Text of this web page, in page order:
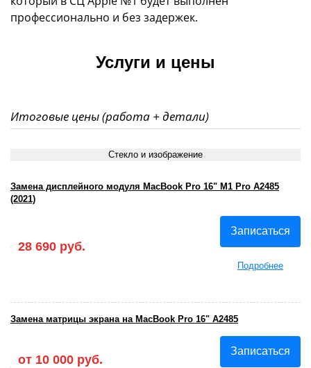
профессионально и без задержек.
Услуги и цены
Итоговые цены (работа + детали)
Стекло и изображение
28 690 руб.
Записаться
Подробнее
Замена дисплейного модуля MacBook Pro 16" M1 Pro А2485
(2021)
от 10 000 руб.
Записаться
Замена матрицы экрана на MacBook Pro 16" A2485